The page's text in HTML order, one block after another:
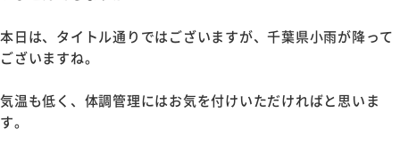
本日は、タイトル通りではございますが、千葉県小雨が降って
ございますね。
気温も低く、体調管理にはお気を付けいただければと思いま
す。